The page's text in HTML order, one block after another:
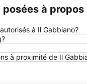
à propos
à Il Gabbiano?
à proximité de Il